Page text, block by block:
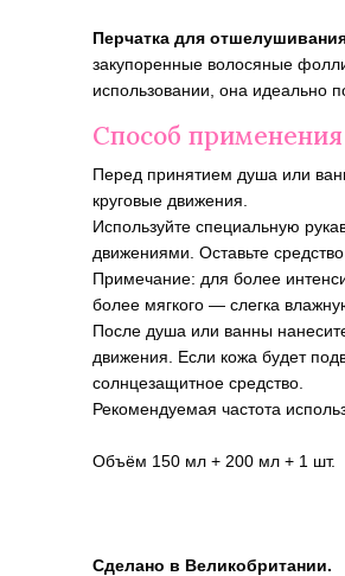
Перчатка для
закупоренные волосяные
использовании, она идеально
Способ применения
Перед принятием душа или
круговые движения.
Используйте специальную
движениями. Оставьте
Примечание: для более
более мягкого — слегка
После душа или ванны
движения. Если кожа будет
солнцезащитное средство.
Рекомендуемая частота
Объём 150 мл + 200 мл + 1 шт.
Сделано в Великобритании.